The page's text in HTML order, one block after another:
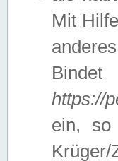
Mit
https://
ein, so
Krüger/